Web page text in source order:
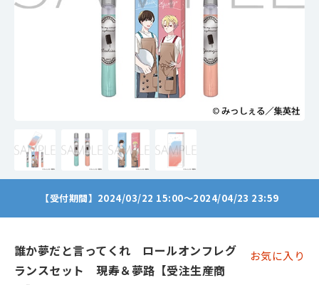
【受付期間】2024/03/22 15:00～2024/04/23 23:59
誰か夢だと言ってくれ ロールオンフレグ
ランスセット 現寿＆夢路【受注生産商
お気に入り